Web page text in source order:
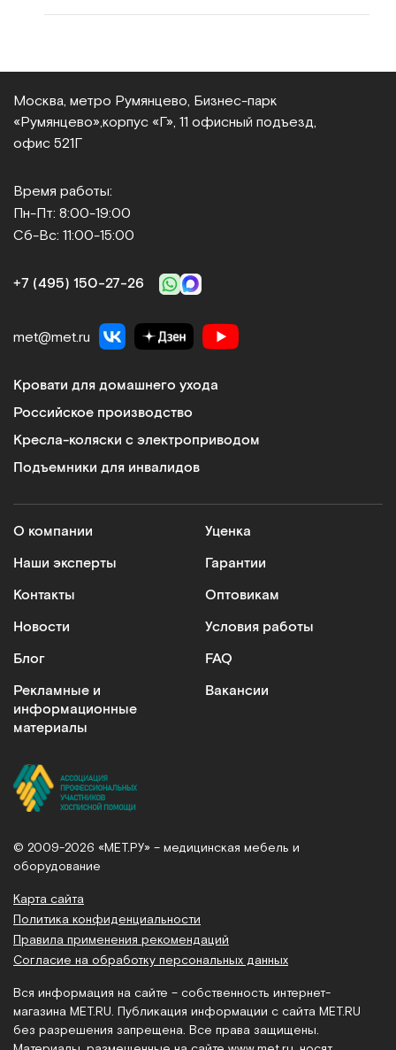
Москва, метро Румянцево, Бизнес‑парк
«Румянцево», корпус «Г», 11 офисный подъезд,
офис 521Г
Время работы:
Пн-Пт: 8:00-19:00
Сб-Вс: 11:00-15:00
+7 (495) 150‑27‑26
met@met.ru
Кровати для домашнего ухода
Российское производство
Кресла-коляски с электроприводом
Подъемники для инвалидов
О компании
Наши эксперты
Контакты
Новости
Блог
Рекламные и
информационные
материалы
Уценка
Гарантии
Оптовикам
Условия работы
FAQ
Вакансии
© 2009-2026 «МЕТ.РУ» – медицинская мебель и
оборудование
Карта сайта
Политика конфиденциальности
Правила применения рекомендаций
Согласие на обработку персональных данных
Вся информация на сайте – собственность интернет-
магазина MET.RU. Публикация информации с сайта MET.RU
без разрешения запрещена. Все права защищены.